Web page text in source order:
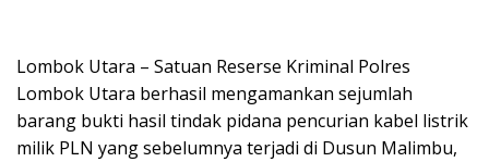
Lombok Utara – Satuan Reserse Kriminal Polres
Lombok Utara berhasil mengamankan sejumlah
barang bukti hasil tindak pidana pencurian kabel listrik
milik PLN yang sebelumnya terjadi di Dusun Malimbu,